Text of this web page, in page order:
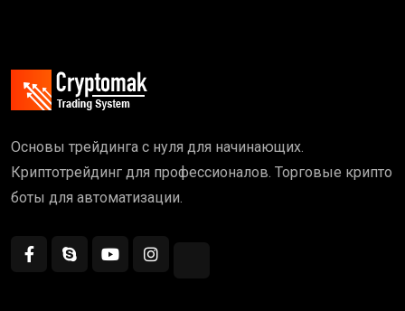
Основы трейдинга с нуля для начинающих.
Криптотрейдинг для профессионалов. Торговые крипто
боты для автоматизации.